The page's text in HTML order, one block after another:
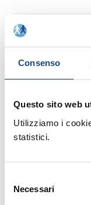
Consenso
Questo sito web
Utilizziamo i
statistici.
delNecessari
Pareri espressi
maggio 2013 -
Elettorale
Relazione